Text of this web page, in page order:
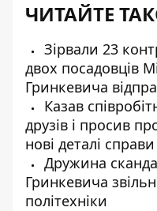
ЧИТАЙТЕ
Зірвали 23
двох посадовців
Гринкевича
Казав
друзів і просив
нові деталі
Дружина
Гринкевича
політехніки